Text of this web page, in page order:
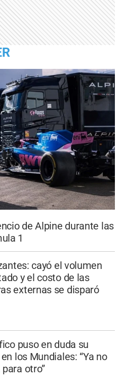
de Alpine durante las
1
cayó el volumen
y el costo de las
externas se disparó
puso en duda su
los Mundiales: “Ya no
otro”